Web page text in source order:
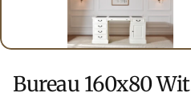
Bureau 160x80 Wit